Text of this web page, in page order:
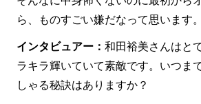
ら、ものすごい嫌だなって思います。
インタビュアー：和田裕美さんはと
ラキラ輝いていて素敵です。いつま
しゃる秘訣はありますか？